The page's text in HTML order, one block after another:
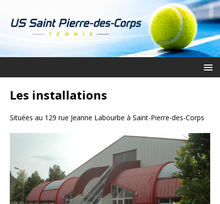
Les installations
Situées au 129 rue Jeanne Labourbe à Saint-Pierre-des-Corps